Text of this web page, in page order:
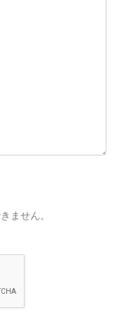
ません。